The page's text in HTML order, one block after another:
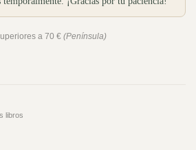
a 70 € (Península)
libros